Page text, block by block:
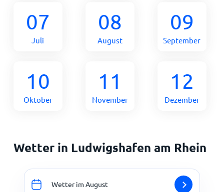
07
Juli
08
August
09
September
10
Oktober
11
November
12
Dezember
Wetter in Ludwigshafen am Rhein
Wetter im August